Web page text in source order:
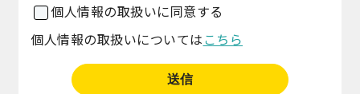
個人情報の取扱いに同意する
個人情報の取扱いについては こちら